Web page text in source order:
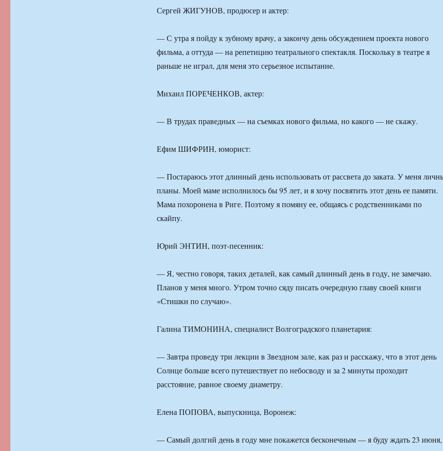
Сергей ЖИГУНОВ, продюсер и актер:
— С утра я пойду к зубному врачу, а закончу день обсуждением проекта нового
фильма, а оттуда — на репетицию театрального спектакля. Поскольку в театре я
раньше не играл, для меня это серьезное испытание.
Михаил ПОРЕЧЕНКОВ, актер:
— В трудах праведных — на съемках нового фильма, но какого — не скажу.
Ефим ШИФРИН, юморист:
— Постараюсь этот длинный день использовать от рассвета до заката. У меня
планы. Моей маме исполнилось бы 95 лет, и я хочу посвятить этот день ее памяти.
Мама похоронена в Риге. Поэтому я помяну ее, общаясь с родственниками по
скайпу.
Юрий ЭНТИН, поэт-песенник:
— Я, честно говоря, таких деталей, как самый длинный день в году, не замечаю.
Планов у меня много. Утром точно сяду писать очередную главу своей книги
«Стишки по случаю».
Галина ТИМОНИНА, специалист Волгоградского планетария:
— Завтра проведу три лекции в Звездном зале, как раз и расскажу, что в этот день
Солнце больше всего путешествует по небосводу и за 2 минуты проходит
расстояние, равное своему диаметру.
Елена ПОПОВА, выпускница, Воронеж:
— Самый долгий день в году мне покажется бесконечным — я буду ждать 23 июня,